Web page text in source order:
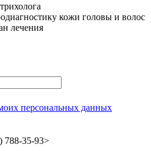
кожи головы и волос
лечения
персональных данных
788-35-93>